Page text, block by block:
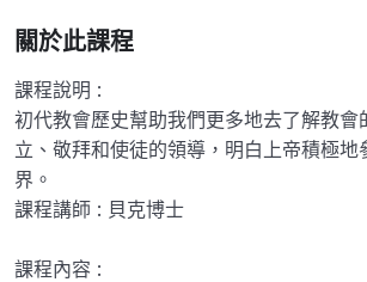
關於此課程
課程說明 :
初代教會歷史幫助我們更多地去了解教會
立、敬拜和使徒的領導，明白上帝積極地
界。
課程講師 : 貝克博士
課程內容 :